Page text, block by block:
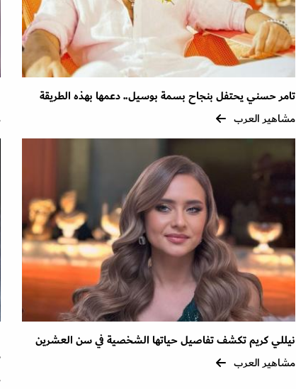
تامر حسني يحتفل بنجاح بسمة بوسيل.. دعمها بهذه الطريقة
مشاهير العرب
نيللي كريم تكشف تفاصيل حياتها الشخصية في سن العشرين
مشاهير العرب